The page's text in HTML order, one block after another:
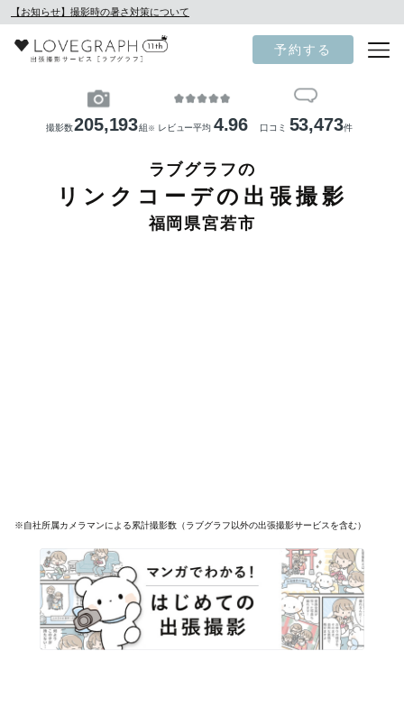
【お知らせ】撮影時の暑さ対策について
予約する
撮影数205,193組 ※ レビュー平均 4.96 口コミ 53,473件
ラブグラフの
リンクコーデの出張撮影
福岡県宮若市
※自社所属カメラマンによる累計撮影数（ラブグラフ以外の出張撮影サービスを含む）